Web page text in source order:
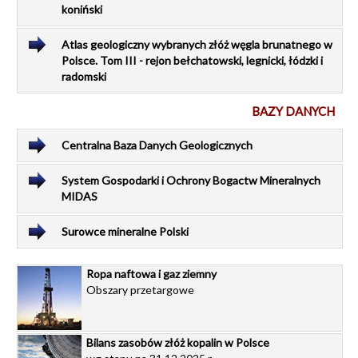
koniński
Atlas geologiczny wybranych złóż węgla brunatnego w
Polsce. Tom III - rejon bełchatowski, legnicki, łódzki i
radomski
BAZY DANYCH
Centralna Baza Danych Geologicznych
System Gospodarki i Ochrony Bogactw Mineralnych
MIDAS
Surowce mineralne Polski
Ropa naftowa i gaz ziemny
Obszary przetargowe
Bilans zasobów złóż kopalin w Polsce